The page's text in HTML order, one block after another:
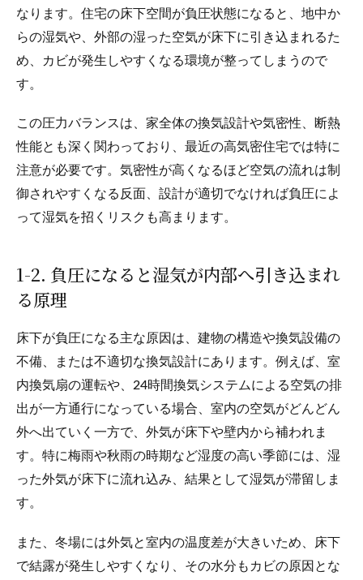
なります。住宅の床下空間が負圧状態になると、地中か
らの湿気や、外部の湿った空気が床下に引き込まれるた
め、カビが発生しやすくなる環境が整ってしまうので
す。
この圧力バランスは、家全体の換気設計や気密性、断熱
性能とも深く関わっており、最近の高気密住宅では特に
注意が必要です。気密性が高くなるほど空気の流れは制
御されやすくなる反面、設計が適切でなければ負圧によ
って湿気を招くリスクも高まります。
1-2. 負圧になると湿気が内部へ引き込まれ
る原理
床下が負圧になる主な原因は、建物の構造や換気設備の
不備、または不適切な換気設計にあります。例えば、室
内換気扇の運転や、24時間換気システムによる空気の排
出が一方通行になっている場合、室内の空気がどんどん
外へ出ていく一方で、外気が床下や壁内から補われま
す。特に梅雨や秋雨の時期など湿度の高い季節には、湿
った外気が床下に流れ込み、結果として湿気が滞留しま
す。
また、冬場には外気と室内の温度差が大きいため、床下
で結露が発生しやすくなり、その水分もカビの原因とな